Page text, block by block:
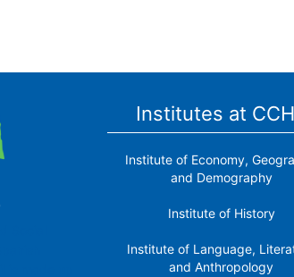
Institutes at
Institute of Economy,
and Demography
Institute of History
Institute of Language,
and Anthropology